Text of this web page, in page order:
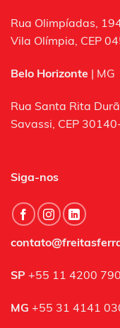
Rua Olimpíadas,
Vila Olímpia, CEP
Belo Horizonte | MG
Rua Santa Rita
Savassi, CEP
Siga-nos
SP +55 11 4200
MG +55 31 4141